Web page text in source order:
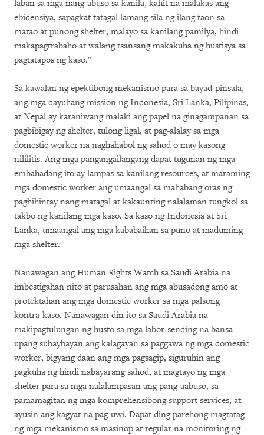
laban sa mga nang-abuso sa kanila, kahit na malakas ang
ebidensiya, sapagkat tatagal lamang sila ng ilang taon sa
matao at punong shelter, malayo sa kanilang pamilya, hindi
makapagtrabaho at walang tsansang makakuha ng hustisya sa
pagtatapos ng kaso."
Sa kawalan ng epektibong mekanismo para sa bayad-pinsala,
ang mga dayuhang mission ng Indonesia, Sri Lanka, Pilipinas,
at Nepal ay karaniwang malaki ang papel na ginagampanan sa
pagbibigay ng shelter, tulong ligal, at pag-alalay sa mga
domestic worker na naghahabol ng sahod o may kasong
nililitis. Ang mga pangangailangang dapat tugunan ng mga
embahadang ito ay lampas sa kanilang resources, at maraming
mga domestic worker ang umaangal sa mahabang oras ng
paghihintay nang matagal at kakaunting nalalaman tungkol sa
takbo ng kanilang mga kaso. Sa kaso ng Indonesia at Sri
Lanka, umaangal ang mga kababaihan sa puno at maduming
mga shelter.
Nanawagan ang Human Rights Watch sa Saudi Arabia na
imbestigahan nito at parusahan ang mga abusadong amo at
protektahan ang mga domestic worker sa mga palsong
kontra-kaso. Nanawagan din ito sa Saudi Arabia na
makipagtulungan ng husto sa mga labor-sending na bansa
upang subaybayan ang kalagayan sa paggawa ng mga domestic
worker, bigyang daan ang mga pagsagip, siguruhin ang
pagkuha ng hindi nabayarang sahod, at magtayo ng mga
shelter para sa mga nalalampasan ang pang-aabuso, sa
pamamagitan ng mga komprehensibong support services, at
ayusin ang kagyat na pag-uwi. Dapat ding parehong magtatag
ng mga mekanismo sa masinop at regular na monitoring ng